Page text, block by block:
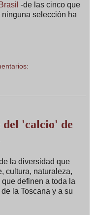
-de las cinco que
selección ha
'calcio' de
la diversidad que
cultura, naturaleza,
definen a toda la
la Toscana y a su